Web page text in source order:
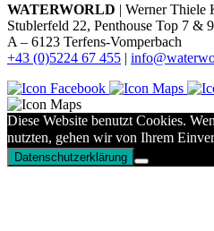
WATERWORLD | Werner Thiele
Stublerfeld 22, Penthouse Top 7 & 9
A – 6123 Terfens-Vomperbach
+43 (0)5224 67 455 |
Diese Website benutzt Cookies.
nutzten, gehen wir von Ihrem
Datenschutzerklärung